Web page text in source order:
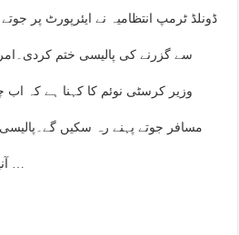
ڈونلڈ ٹرمپ انتظامیہ نے ایئرپورٹ پر
سے گزرنے کی پالیسی ختم
وزیر کرسٹی نوئم کا کہنا ہے کہ اب
مسافر جوتے پہنے رہ سکیں